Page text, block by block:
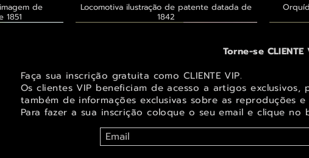
de
1851
Visualização rápida
Locomotiva ilustração de patente datada de
1842
Torne-se CLIENTE
Faça sua inscrição gratuita como CLIENTE VIP.
Os clientes VIP beneficiam de acesso a artigos
também de informações exclusivas sobre as reproduções e
Para fazer a sua inscrição coloque o seu email e clique no